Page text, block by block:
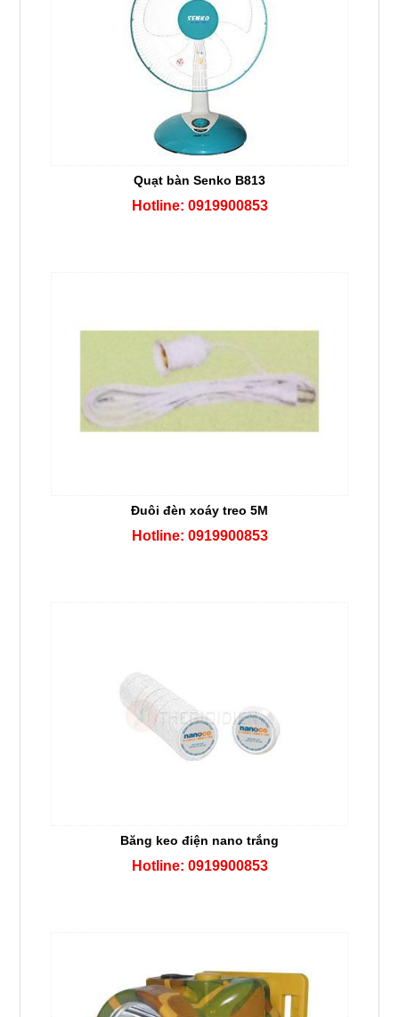
Quạt bàn Senko B813
Hotline: 0919900853
Đuôi đèn xoáy treo 5M
Hotline: 0919900853
Băng keo điện nano trắng
Hotline: 0919900853